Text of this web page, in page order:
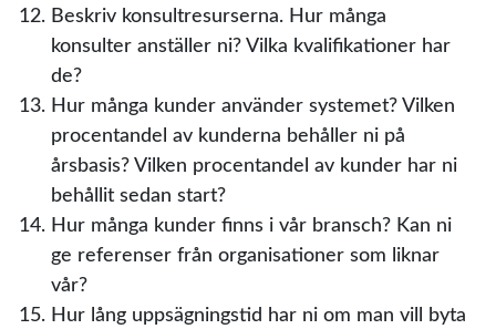
Beskriv konsultresurserna. Hur många
konsulter anställer ni? Vilka kvalifikationer har
de?
Hur många kunder använder systemet? Vilken
procentandel av kunderna behåller ni på
årsbasis? Vilken procentandel av kunder har ni
behållit sedan start?
Hur många kunder finns i vår bransch? Kan ni
ge referenser från organisationer som liknar
vår?
Hur lång uppsägningstid har ni om man vill byta